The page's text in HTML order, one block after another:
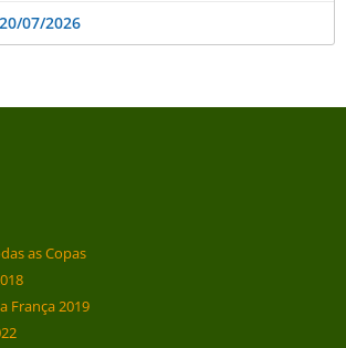
20/07/2026
as Copas
França 2019